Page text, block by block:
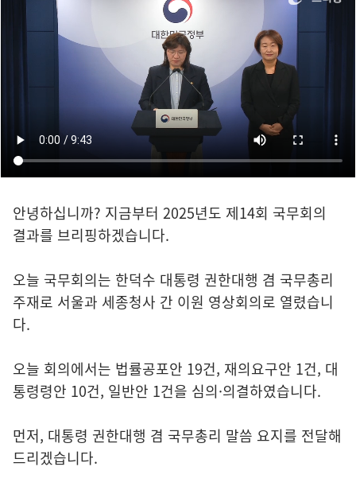
안녕하십니까? 지금부터 2025년도 제14회 국무회의
결과를 브리핑하겠습니다.
오늘 국무회의는 한덕수 대통령 권한대행 겸 국무총리
주재로 서울과 세종청사 간 이원 영상회의로 열렸습니
다.
오늘 회의에서는 법률공포안 19건, 재의요구안 1건, 대
통령령안 10건, 일반안 1건을 심의·의결하였습니다.
먼저, 대통령 권한대행 겸 국무총리 말씀 요지를 전달해
드리겠습니다.